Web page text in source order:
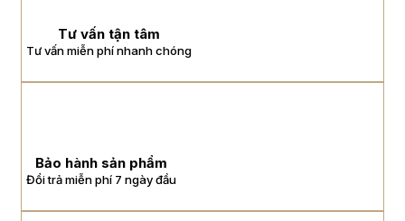
Tư vấn tận tâm
Tư vấn miễn phí nhanh chóng
Bảo hành sản phẩm
Đổi trả miễn phí 7 ngày đầu